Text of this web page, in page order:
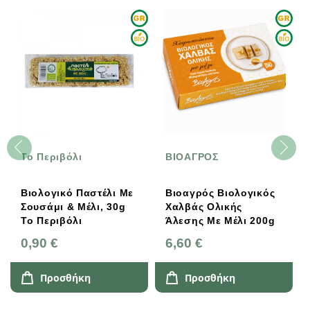
Το Περιβόλι
Βιολογικό Παστέλι Με
Σουσάμι & Μέλι, 30g
Το Περιβόλι
0,90 €
Προσθήκη
ΒΙΟΑΓΡΟΣ
Βιοαγρός Βιολογικός
Χαλβάς Ολικής
Άλεσης Με Μέλι 200g
6,60 €
Προσθήκη